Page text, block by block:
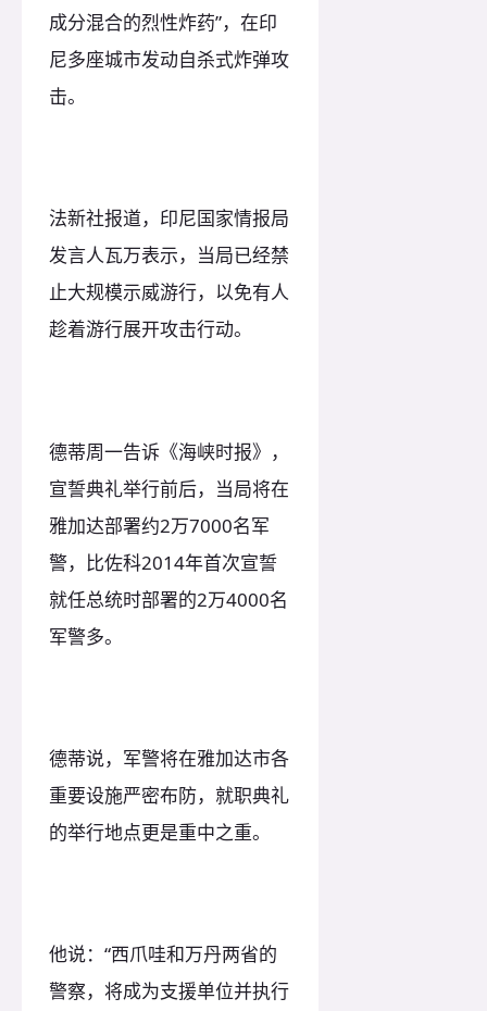
成分混合的烈性炸药”，在印
尼多座城市发动自杀式炸弹攻
击。
法新社报道，印尼国家情报局
发言人瓦万表示，当局已经禁
止大规模示威游行，以免有人
趁着游行展开攻击行动。
德蒂周一告诉《海峡时报》，
宣誓典礼举行前后，当局将在
雅加达部署约2万7000名军
警，比佐科2014年首次宣誓
就任总统时部署的2万4000名
军警多。
德蒂说，军警将在雅加达市各
重要设施严密布防，就职典礼
的举行地点更是重中之重。
他说：“西爪哇和万丹两省的
警察，将成为支援单位并执行